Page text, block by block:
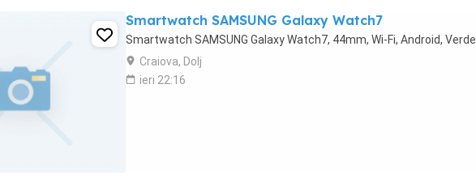
Smartwatch SAMSUNG Galaxy Watch7
Smartwatch SAMSUNG Galaxy Watch7, 44mm, Wi-Fi, Android, Verde
Craiova, Dolj
ieri 22:16